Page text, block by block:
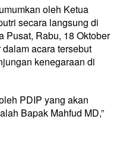
oleh Ketua
secara langsung di
Pusat, Rabu, 18 Oktober
acara tersebut
kenegaraan di
PDIP yang akan
Bapak Mahfud MD,”